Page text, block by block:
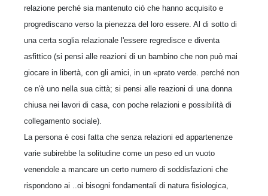
relazione perché sia mantenuto ciò che hanno acquisito e
progrediscano verso la pienezza del loro essere. Al di sotto di
una certa soglia relazionale l'essere regredisce e diventa
asfittico (si pensi alle reazioni di un bambino che non può mai
giocare in libertà, con gli amici, in un «prato verde. perché non
ce n'è uno nella sua città; si pensi alle reazioni di una donna
chiusa nei lavori di casa, con poche relazioni e possibilità di
collegamento sociale).
La persona è cosi fatta che senza relazioni ed appartenenze
varie subirebbe la solitudine come un peso ed un vuoto
venendole a mancare un certo numero di soddisfazioni che
rispondono ai ..oi bisogni fondamentali di natura fisiologica,